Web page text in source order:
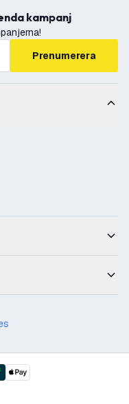
kampanj
Prenumerera